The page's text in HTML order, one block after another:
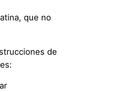
que no
de